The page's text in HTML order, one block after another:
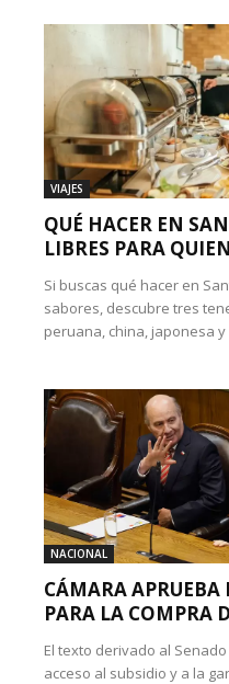
VIAJES
QUÉ HACER EN
LIBRES PARA
Si buscas qué hacer en
sabores, descubre tres
peruana, china, japonesa y
NACIONAL
CÁMARA APRUEBA
PARA LA COMPRA
El texto derivado al
acceso al subsidio y a la